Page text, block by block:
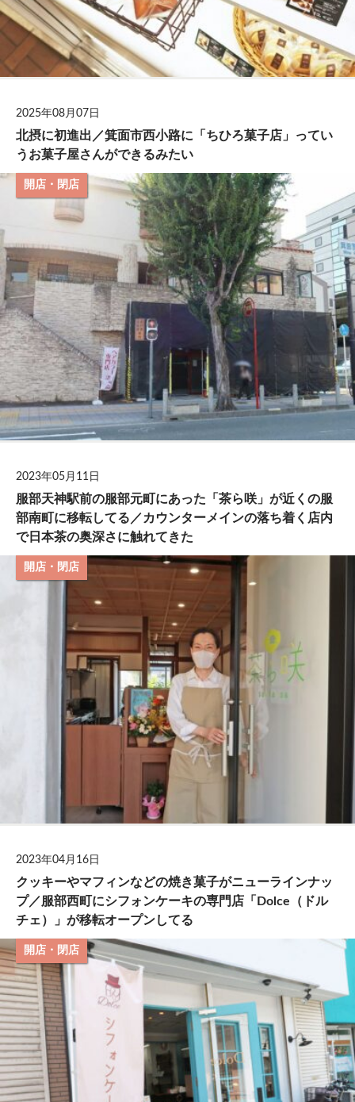
2025年08月07日
北摂に初進出／箕面市西小路に「ちひろ菓子店」ってい
うお菓子屋さんができるみたい
開店・閉店
2023年05月11日
服部天神駅前の服部元町にあった「茶ら咲」が近くの服
部南町に移転してる／カウンターメインの落ち着く店内
で日本茶の奥深さに触れてきた
開店・閉店
2023年04月16日
クッキーやマフィンなどの焼き菓子がニューラインナッ
プ／服部西町にシフォンケーキの専門店「Dolce（ドル
チェ）」が移転オープンしてる
開店・閉店